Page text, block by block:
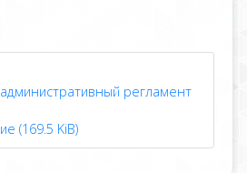
регламент
(169.5 KiB)